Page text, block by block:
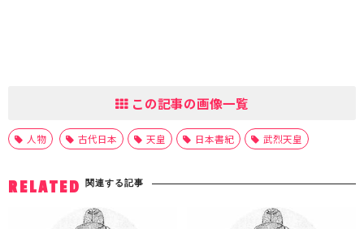
この記事の画像一覧
人物 古代日本 天皇 日本書紀 武烈天皇
RELATED 関連する記事